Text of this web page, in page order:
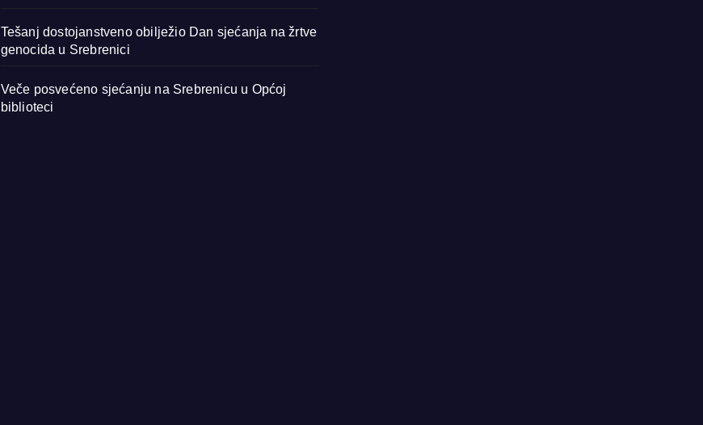
Tešanj dostojanstveno obilježio Dan sjećanja na žrtve
genocida u Srebrenici
Veče posvećeno sjećanju na Srebrenicu u Općoj
biblioteci